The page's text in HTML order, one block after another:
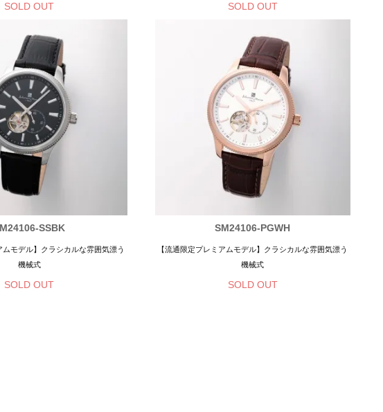
SOLD OUT SOLD OUT
SSBK
ムモデル】クラシカルな雰囲気漂う
機械式
SOLD OUT
SM24106-PGWH
【流通限定プレミアムモデル】クラシカルな雰囲気漂う
機械式
SOLD OUT